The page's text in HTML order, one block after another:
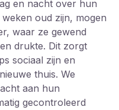
en nacht over hun
oud zijn, mogen
waar ze gewend
drukte. Dit zorgt
sociaal zijn en
thuis. We
aan hun
gecontroleerd